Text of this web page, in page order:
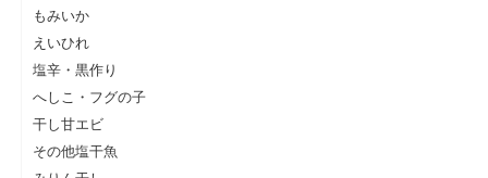
もみいか
えいひれ
塩辛・黒作り
へしこ・フグの子
干し甘エビ
その他塩干魚